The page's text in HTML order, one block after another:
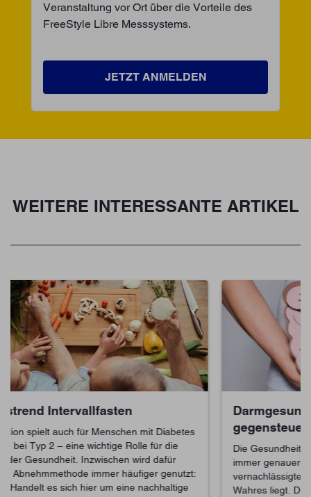
Veranstaltung vor Ort über die Vorteile des
FreeStyle Libre Messsystems.
JETZT ANMELDEN
WEITERE INTERESSANTE ARTIKEL
Darmgesundheit stärken – Diabetes
gegensteuern
Die Gesundheit sitzt im Darm, sagt eine Redensart. Mit
immer genauerer Erforschung des bisher eher
vernachlässigten Organs zeigt sich, dass darin viel
Wahres liegt. Die Darmflora – der Mediziner spricht vom